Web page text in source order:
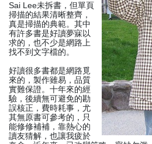
Sai Lee未拆書，但單頁
掃描的結果清晰整齊，
真是掃描的典範。其中
有許多書是好讀夢寐以
求的，也不少是網路上
找不到文字檔的。
好讀很多書都是網路覓
來的，製作雖易，品質
實難保證。十年來的經
驗，後續無可避免的勘
誤核正，費時耗事，尤
其無原書可參考的，只
能修修補補，靠熱心的
讀友猜解，也讓我疲於